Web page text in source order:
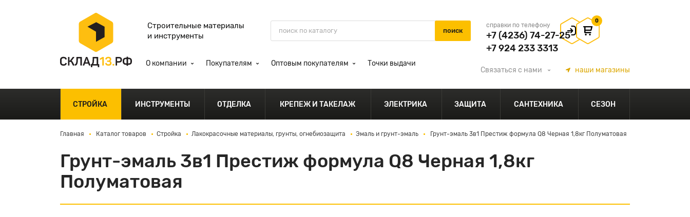
Строительные материалы
и инструменты
справки по телефону
+7 (4236) 74-27-25
+7 924 233 3313
0
О компании Покупателям Оптовым покупателям Точки выдачи
Связаться с нами наши магазины
СТРОЙКА ИНСТРУМЕНТЫ ОТДЕЛКА КРЕПЕЖ И ТАКЕЛАЖ ЭЛЕКТРИКА ЗАЩИТА САНТЕХНИКА СЕЗОН
Главная Каталог товаров Стройка Лакокрасочные материалы, грунты, огнебиозащита Эмаль и грунт-эмаль Грунт-эмаль 3в1 Престиж формула Q8 Черная 1,8кг Полуматовая
Грунт-эмаль 3в1 Престиж формула Q8 Черная 1,8кг
Полуматовая